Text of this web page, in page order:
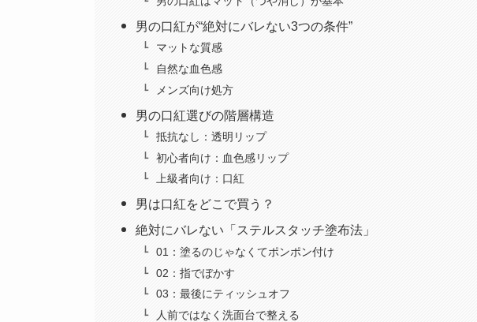
男の口紅が“絶対にバレない3つの条件”
マットな質感
自然な血色感
メンズ向け処方
男の口紅選びの階層構造
抵抗なし：透明リップ
初心者向け：血色感リップ
上級者向け：口紅
男は口紅をどこで買う？
絶対にバレない「ステルスタッチ塗布法」
01：塗るのじゃなくてポンポン付け
02：指でぼかす
03：最後にティッシュオフ
人前ではなく洗面台で整える